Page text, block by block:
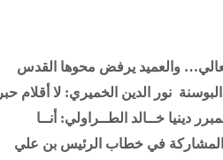
القدس
نور الدين الخميري: لا أقلام حبر
دينيا خــالد الطــراولي: أنــا
في خطاب الرئيس بن علي